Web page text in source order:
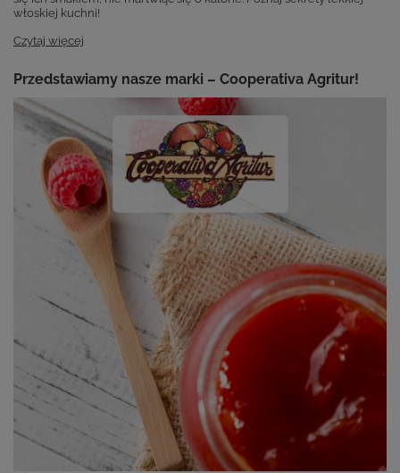
włoskiej kuchni!
Czytaj więcej
Przedstawiamy nasze marki – Cooperativa Agritur!